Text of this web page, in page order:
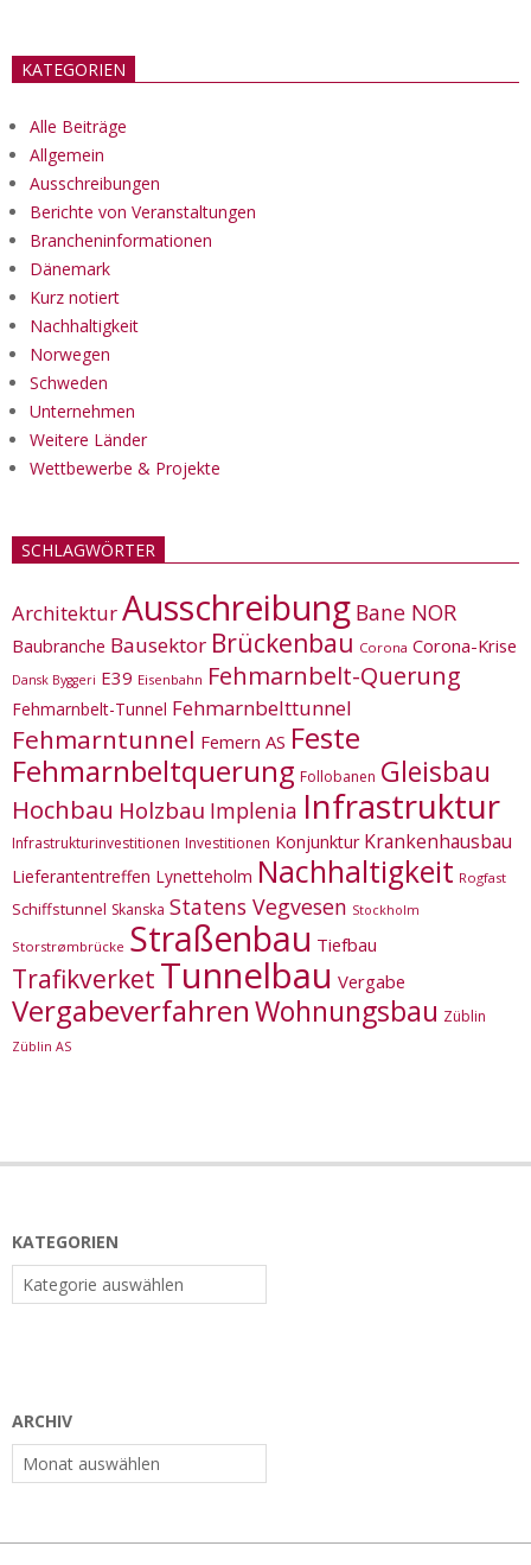
KATEGORIEN
Alle Beiträge
Allgemein
Ausschreibungen
Berichte von Veranstaltungen
Brancheninformationen
Dänemark
Kurz notiert
Nachhaltigkeit
Norwegen
Schweden
Unternehmen
Weitere Länder
Wettbewerbe & Projekte
SCHLAGWÖRTER
ArchitekturAusschreibung Bane NOR
Baubranche Bausektor Brückenbau Corona Corona-Krise
Dansk Byggeri E39 Eisenbahn Fehmarnbelt-Querung
Fehmarnbelt-Tunnel Fehmarnbelttunnel
Fehmarntunnel Femern AS Feste
Fehmarnbeltquerung Follobanen Gleisbau
Hochbau Holzbau Implenia Infrastruktur
Infrastrukturinvestitionen Investitionen Konjunktur Krankenhausbau
Lieferantentreffen Lynetteholm Nachhaltigkeit Rogfast
Schiffstunnel Skanska Statens Vegvesen Stockholm
Storstrømbrücke Straßenbau Tiefbau
Trafikverket Tunnelbau Vergabe
VergabeverfahrenWohnungsbau Züblin
Züblin AS
KATEGORIEN
Kategorien
ARCHIV
Archiv